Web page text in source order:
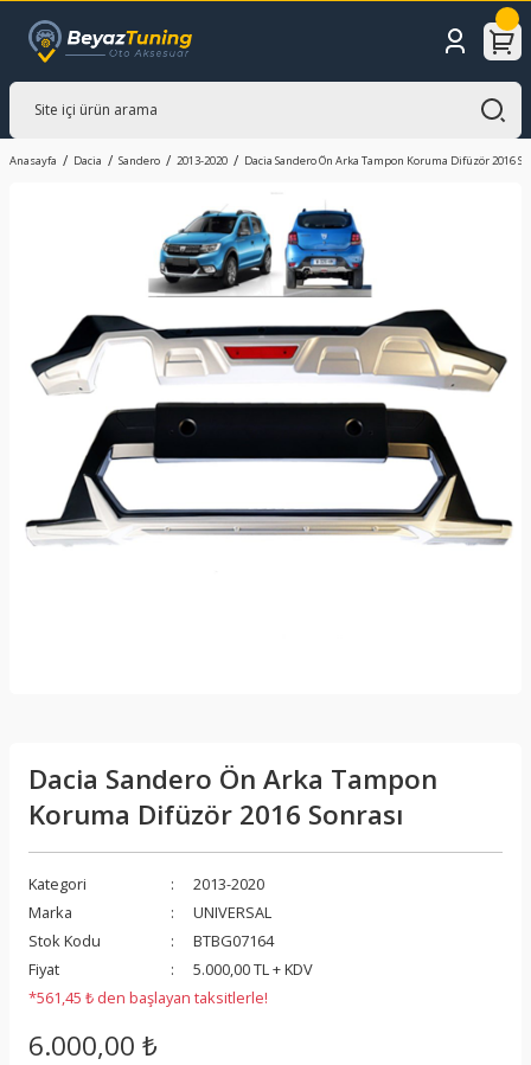
Anasayfa Dacia Sandero 2013-2020 Dacia Sandero Ön Arka Tampon Koruma Difüzör 2016
Dacia Sandero Ön Arka Tampon
Koruma Difüzör 2016 Sonrası
Kategori
2013-2020
Marka
UNIVERSAL
Stok Kodu
BTBG07164
Fiyat
5.000,00 TL + KDV
*561,45 ₺ den başlayan taksitlerle!
6.000,00 ₺